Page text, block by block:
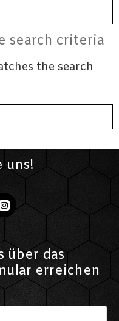
search criteria
the search
uns!
über das
erreichen